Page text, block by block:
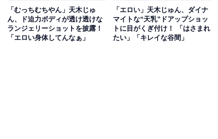
「むっちむちやん」天木じゅ
ん、ド迫力ボディが透け透けな
ランジェリーショットを披露！
「エロい身体してんなぁ」
「エロい」天木じゅん、ダイナ
マイトな“天乳”ドアップショッ
トに目がくぎ付け！ 「はさまれ
たい」「キレイな谷間」